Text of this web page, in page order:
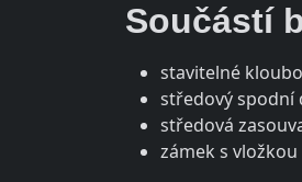
Součástí
stavitelné
středový spodní
středová
zámek s vložkou